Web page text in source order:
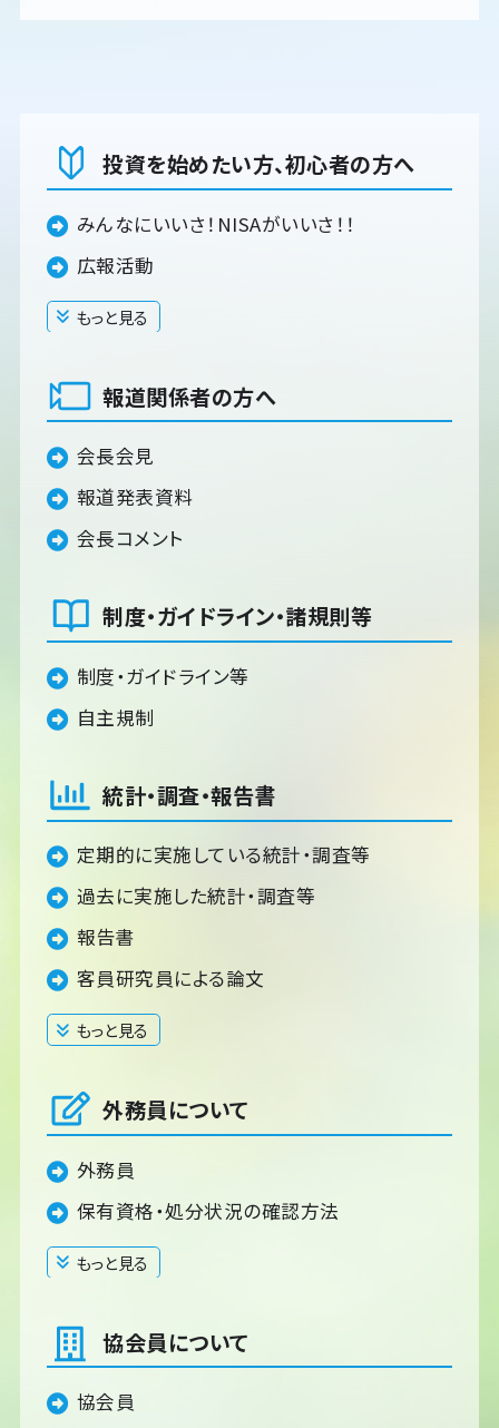
投資を始めたい方、初心者の方へ
みんなにいいさ！NISAがいいさ！！
広報活動
もっと見る
閉じる
報道関係者の方へ
会長会見
報道発表資料
会長コメント
制度・ガイドライン・諸規則等
制度・ガイドライン等
自主規制
統計・調査・報告書
定期的に実施している統計・調査等
過去に実施した統計・調査等
報告書
客員研究員による論文
もっと見る
閉じる
外務員について
外務員
保有資格・処分状況の確認方法
もっと見る
閉じる
協会員について
協会員